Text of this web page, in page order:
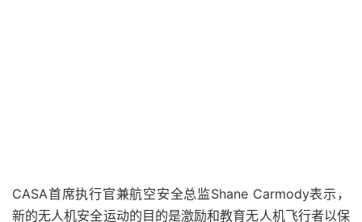
CASA首席执行官兼航空安全总监Shane Carmody表示，
新的无人机安全运动的目的是激励和教育无人机飞行者以保